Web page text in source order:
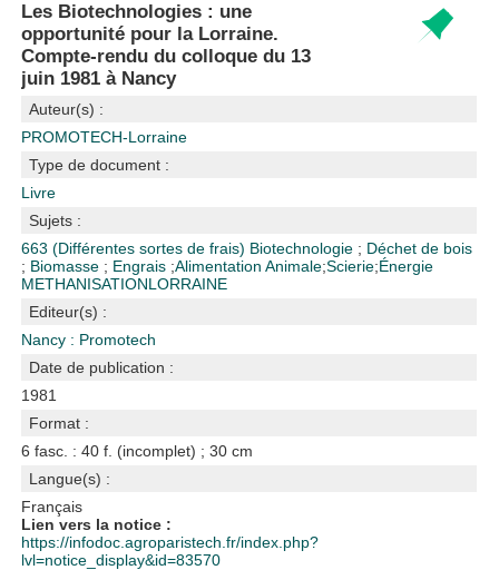
Les Biotechnologies : une
opportunité pour la Lorraine.
Compte-rendu du colloque du 13
juin 1981 à Nancy
Auteur(s) :
PROMOTECH-Lorraine
Type de document :
Livre
Sujets :
663 (Différentes sortes de frais) Biotechnologie ; Déchet de bois
; Biomasse ; Engrais ;Alimentation Animale;Scierie;Énergie
METHANISATIONLORRAINE
Editeur(s) :
Nancy : Promotech
Date de publication :
1981
Format :
6 fasc. : 40 f. (incomplet) ; 30 cm
Langue(s) :
Français
Lien vers la notice :
https://infodoc.agroparistech.fr/index.php?
lvl=notice_display&id=83570